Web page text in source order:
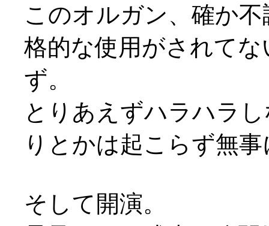
このオルガン、確か
格的な使用がされて
ず。
とりあえずハラハラ
りとかは起こらず無
そして開演。